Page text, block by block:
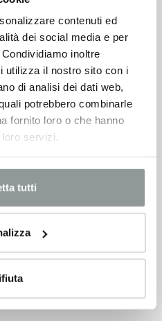
contenuti ed
dei social media e per
inoltre
utilizza il nostro sito con i
di analisi dei dati web,
potrebbero combinarle
fornito loro o che hanno
servizi.
tutti